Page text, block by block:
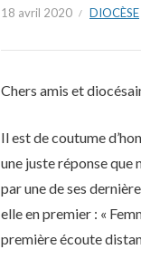
18 avril 2020 DIOCÈSE
Chers amis et
Il est de coutume
une juste réponse que
par une de ses
elle en premier : «
première écoute